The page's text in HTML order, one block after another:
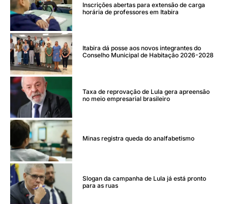
Inscrições abertas para extensão de carga
horária de professores em Itabira
Itabira dá posse aos novos integrantes do
Conselho Municipal de Habitação 2026-2028
Taxa de reprovação de Lula gera apreensão
no meio empresarial brasileiro
Minas registra queda do analfabetismo
Slogan da campanha de Lula já está pronto
para as ruas